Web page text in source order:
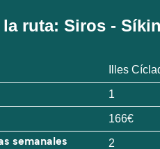
la ruta: Siros -
Illes
1
166€
semanales 2